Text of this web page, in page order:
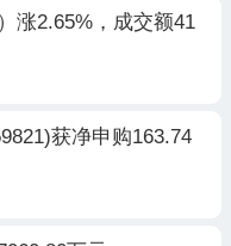
）涨2.65%，成交额41
获净申购163.74